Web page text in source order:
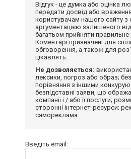
Відгук - це думка або оцінка
передати досвід або
користувачам нашого сайту
аргументацією залишеного
багатьом прийняти правильне
Коментарі призначені для
обговорення, а також для
цікавлять.
Не дозволяється:
лексики, погроз або образ;
порівняння з іншими
безпідставні заяви, що
компанії і / або її послуги;
сторонні інтернет-ресурси;
самореклама.
Введіть email: